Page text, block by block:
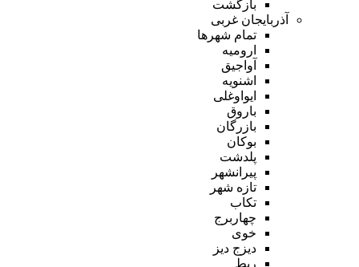
بازگشت
آذربایجان غربی
تمام شهر‌ها
ارومیه
آواجیق
اشنویه
ایواوغلی
باروق
بازرگان
بوکان
پلدشت
پیرانشهر
تازه شهر
تکاب
چهاربرج
خوی
دیزج دیز
ربط